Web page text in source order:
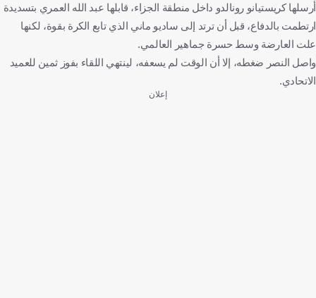
أرسلها كريستيانو رونالدو داخل منطقة الجزاء، قابلها عبد الله العمري بتسديدة
ارتطمت بالدفاع، قبل أن ترتد إلى ساديو ماني الذي تابع الكرة بقوة، لكنها
علت العارضة وسط حسرة جماهير العالمي.
واصل النصر ضغطه، إلا أن الوقت لم يسعفه، لينتهي اللقاء بفوز ثمين للعميد
الاتحادي.
إعلان